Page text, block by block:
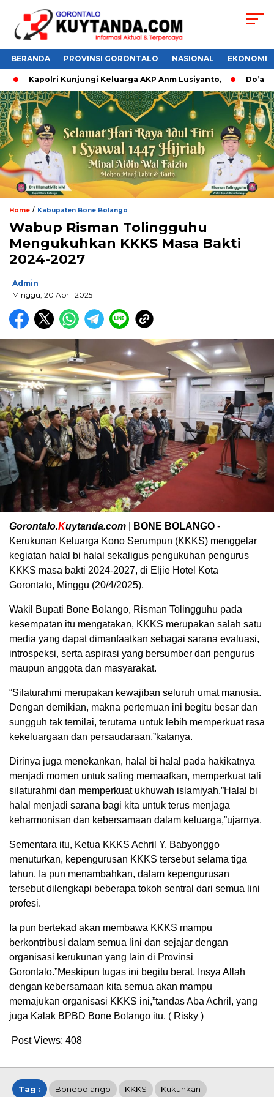
BERANDA PROVINSI GORONTALO NASIONAL EKONOMI
Kapolri Kunjungi Keluarga AKP Anm Lusiyanto, Do’a
Home / Kabupaten Bone Bolango
Wabup Risman Tolingguhu
Mengukuhkan KKKS Masa Bakti
2024-2027
Admin
Minggu, 20 April 2025
Gorontalo.Kuytanda.com BONE BOLANGO -
Kerukunan Keluarga Kono Serumpun (KKKS) menggelar
kegiatan halal bi halal sekaligus pengukuhan pengurus
KKKS masa bakti 2024-2027, di Eljie Hotel Kota
Gorontalo, Minggu (20/4/2025).
Wakil Bupati Bone Bolango, Risman Tolingguhu pada
kesempatan itu mengatakan, KKKS merupakan salah satu
media yang dapat dimanfaatkan sebagai sarana evaluasi,
introspeksi, serta aspirasi yang bersumber dari pengurus
maupun anggota dan masyarakat.
“Silaturahmi merupakan kewajiban seluruh umat manusia.
Dengan demikian, makna pertemuan ini begitu besar dan
sungguh tak ternilai, terutama untuk lebih memperkuat rasa
kekeluargaan dan persaudaraan,”katanya.
Dirinya juga menekankan, halal bi halal pada hakikatnya
menjadi momen untuk saling memaafkan, memperkuat tali
silaturahmi dan memperkuat ukhuwah islamiyah.”Halal bi
halal menjadi sarana bagi kita untuk terus menjaga
keharmonisan dan kebersamaan dalam keluarga,”ujarnya.
Sementara itu, Ketua KKKS Achril Y. Babyonggo
menuturkan, kepengurusan KKKS tersebut selama tiga
tahun. Ia pun menambahkan, dalam kepengurusan
tersebut dilengkapi beberapa tokoh sentral dari semua lini
profesi.
Ia pun bertekad akan membawa KKKS mampu
berkontribusi dalam semua lini dan sejajar dengan
organisasi kerukunan yang lain di Provinsi
Gorontalo.”Meskipun tugas ini begitu berat, Insya Allah
dengan kebersamaan kita semua akan mampu
memajukan organisasi KKKS ini,”tandas Aba Achril, yang
juga Kalak BPBD Bone Bolango itu. ( Risky )
Post Views: 408
Tag : Bonebolango KKKS Kukuhkan